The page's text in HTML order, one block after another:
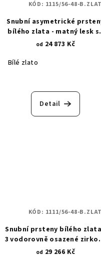
Snubní asymetrické
bílého zlata - matný lesk
zirkony 1115
od 24 873 Kč
Bílé zlato
Detail
KÓD: 1115/56-48-
Snubní prsteny bílého
3 vodorovně osazené
- 4 mm 1111
od 29 266 Kč
KÓD: 1111/56-48-